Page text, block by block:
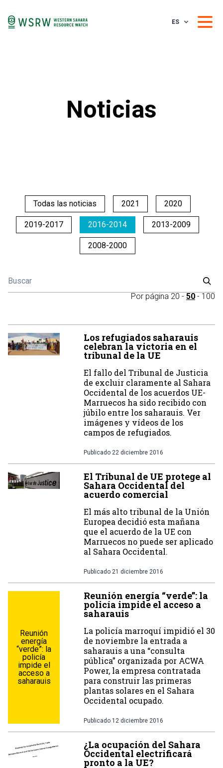
ES
Noticias
Todas las noticias 2021 2020
2019-2017 2016-2014 2013-2009
2008-2000
Por página 20 - 50 - 100
Los refugiados saharauis
celebran la victoria en el
tribunal de la UE
El fallo del Tribunal de Justicia
de excluir claramente al Sahara
Occidental de los acuerdos UE-
Marruecos ha sido recibido con
júbilo entre los saharauis. Ver
imágenes y vídeos de los
campos de refugiados.
Publicado 22 diciembre 2016
El Tribunal de UE protege al
Sahara Occidental del
acuerdo comercial
El más alto tribunal de la Unión
Europea decidió esta mañana
que el acuerdo de la UE con
Marruecos no puede ser aplicado
al Sahara Occidental.
Publicado 21 diciembre 2016
Reunión
energía
“verde”: la
policía
impide el
acceso a
saharauis
Reunión energía “verde”: la
policía impide el acceso a
saharauis
La policía marroquí impidió el 30
de noviembre la entrada a
saharauis a una “consulta
pública” organizada por ACWA
Power, la empresa contratada
para construir las primeras
plantas solares en el Sahara
Occidental ocupado.
Publicado 12 diciembre 2016
¿La ocupación del Sahara
Occidental electrificará
pronto a la UE?